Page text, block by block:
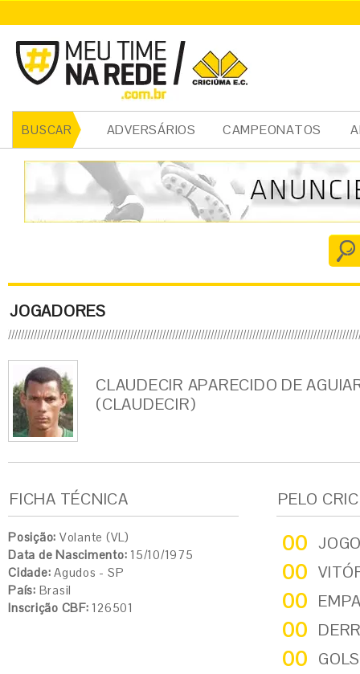
BUSCAR ADVERSÁRIOS CAMPEONATOS
JOGADORES
CLAUDECIR APARECIDO DE
(CLAUDECIR)
FICHA TÉCNICA
Posição: Volante (VL)
Data de Nascimento: 15/10/1975
Cidade: Agudos - SP
País: Brasil
Inscrição CBF: 126501
PELO
00
00
00
00
00